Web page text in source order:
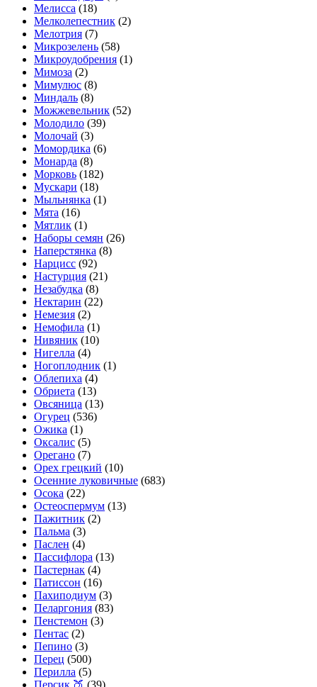
Мелисса (18)
Мелколепестник (2)
Мелотрия (7)
Микрозелень (58)
Микроудобрения (1)
Мимоза (2)
Мимулюс (8)
Миндаль (8)
Можжевельник (52)
Молодило (39)
Молочай (3)
Момордика (6)
Монарда (8)
Морковь (182)
Мускари (18)
Мыльнянка (1)
Мята (16)
Мятлик (1)
Наборы семян (26)
Наперстянка (8)
Нарцисс (92)
Настурция (21)
Незабудка (8)
Нектарин (22)
Немезия (2)
Немофила (1)
Нивяник (10)
Нигелла (4)
Ногоплодник (1)
Облепиха (4)
Обриета (13)
Овсяница (13)
Огурец (536)
Ожика (1)
Оксалис (5)
Орегано (7)
Орех грецкий (10)
Осенние луковичные (683)
Осока (22)
Остеоспермум (13)
Пажитник (2)
Пальма (3)
Паслен (4)
Пассифлора (13)
Пастернак (4)
Патиссон (16)
Пахиподиум (3)
Пеларгония (83)
Пенстемон (3)
Пентас (2)
Пепино (3)
Перец (500)
Перилла (5)
Персик 🍑 (39)